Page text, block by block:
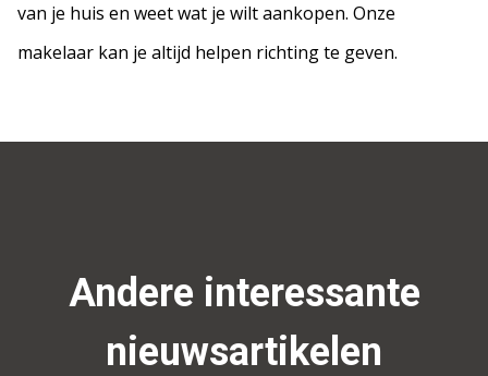
van je huis en weet wat je wilt aankopen. Onze
makelaar kan je altijd helpen richting te geven.
Andere interessante
nieuwsartikelen